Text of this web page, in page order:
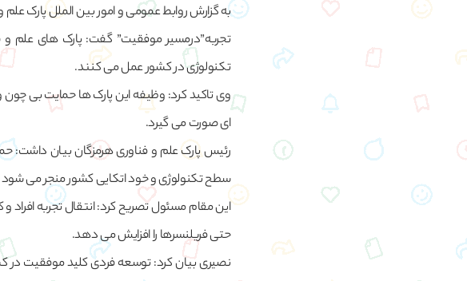
به گزارش روابط عمومی و امور بین الملل پارک
تجربه”درمسیر موفقیت” گفت: پارک های علم و
تکنولوژی در کشور عمل می کنند.
وی تاکید کرد: وظیفه این پارک ها حمایت بی چون و
ای صورت می گیرد.
رئیس پارک علم و فناوری هرمزگان بیان داشت:
سطح تکنولوژی و خود اتکایی کشور منجر می شود
این مقام مسئول تصریح کرد: انتقال تجربه
حتی فریلنسرها را افزایش می دهد.
نصیری بیان کرد: توسعه فردی کلید موفقیت